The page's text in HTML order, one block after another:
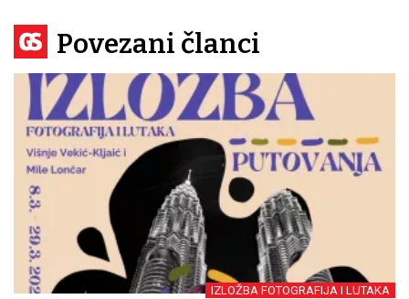
Povezani članci
IZLOŽBA FOTOGRAFIJA I LUTAKA